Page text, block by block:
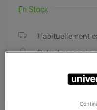
En Stock
Habituellement
Retrait magasin